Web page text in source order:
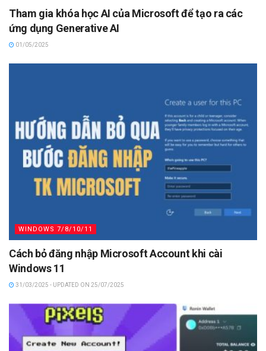
Tham gia khóa học AI của Microsoft để tạo ra các
ứng dụng Generative AI
01/05/2025
WINDOWS 7/8/10/11
Cách bỏ đăng nhập Microsoft Account khi cài
Windows 11
31/03/2025 - UPDATED ON 25/07/2025